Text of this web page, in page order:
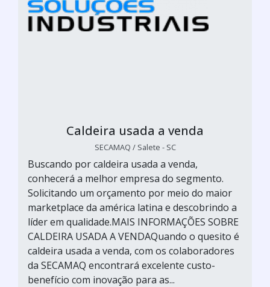
Caldeira usada a venda
SECAMAQ / Salete - SC
Buscando por caldeira usada a venda,
conhecerá a melhor empresa do segmento.
Solicitando um orçamento por meio do maior
marketplace da américa latina e descobrindo a
líder em qualidade.MAIS INFORMAÇÕES SOBRE
CALDEIRA USADA A VENDAQuando o quesito é
caldeira usada a venda, com os colaboradores
da SECAMAQ encontrará excelente custo-
benefício com inovação para as...